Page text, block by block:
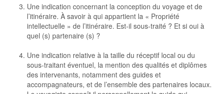
Une indication concernant la conception du voyage et de
l’itinéraire. À savoir à qui appartient la « Propriété
intellectuelle » de l’itinéraire. Est-il sous-traité ? Et si oui à
quel (s) partenaire (s) ?
Une indication relative à la taille du réceptif local ou du
sous-traitant éventuel, la mention des qualités et diplômes
des intervenants, notamment des guides et
accompagnateurs, et de l’ensemble des partenaires locaux.